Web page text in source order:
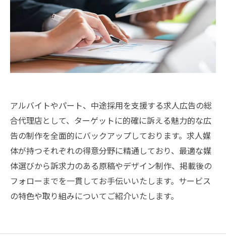
アルバイトやパート、中途採用を支援する求人広告の総
合代理店として、ターゲットに的確に訴える魅力的な広
告の制作を全面的にバックアップしております。求人媒
体が持つそれぞれの得意分野に精通しており、最適な媒
体選びから訴求力のある原稿やデザイン制作、掲載後の
フォローまでを一貫してお手伝いいたします。サービス
の特色や取り組みについてご紹介いたします。